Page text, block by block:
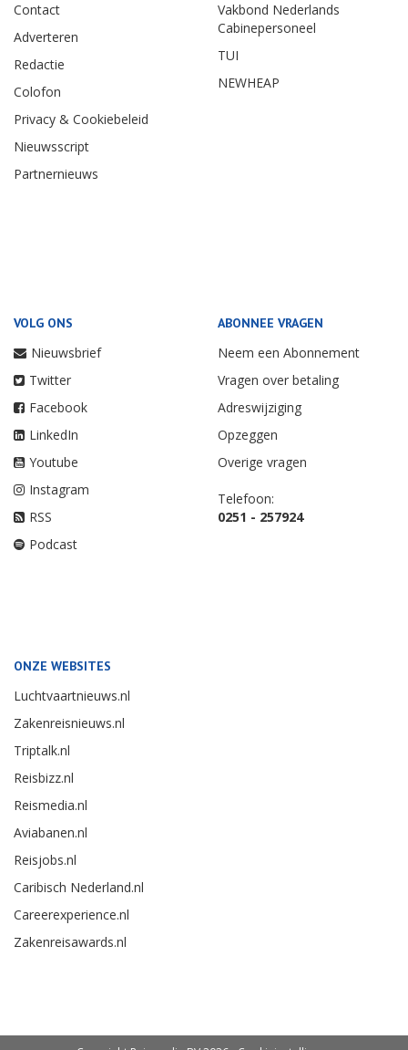
Contact
Adverteren
Redactie
Colofon
Privacy & Cookiebeleid
Nieuwsscript
Partnernieuws
Vakbond Nederlands
Cabinepersoneel
TUI
NEWHEAP
VOLG ONS
Nieuwsbrief
Twitter
Facebook
LinkedIn
Youtube
Instagram
RSS
Podcast
ABONNEE VRAGEN
Neem een Abonnement
Vragen over betaling
Adreswijziging
Opzeggen
Overige vragen
Telefoon:
0251 - 257924
ONZE WEBSITES
Luchtvaartnieuws.nl
Zakenreisnieuws.nl
Triptalk.nl
Reisbizz.nl
Reismedia.nl
Aviabanen.nl
Reisjobs.nl
Caribisch Nederland.nl
Careerexperience.nl
Zakenreisawards.nl